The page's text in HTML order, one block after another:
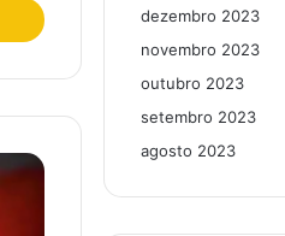
dezembro 2023
novembro 2023
outubro 2023
setembro 2023
agosto 2023